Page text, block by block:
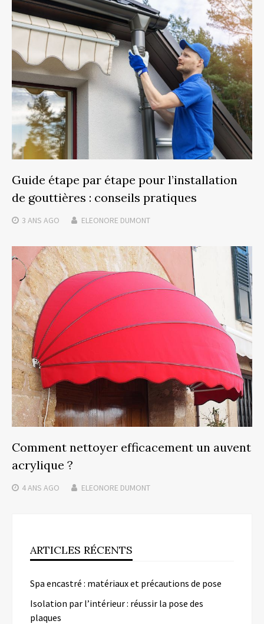
Guide étape par étape pour l’installation
de gouttières : conseils pratiques
3 ANS AGO ELEONORE DUMONT
Comment nettoyer efficacement un auvent
acrylique ?
4 ANS AGO ELEONORE DUMONT
ARTICLES RÉCENTS
Spa encastré : matériaux et précautions de pose
Isolation par l’intérieur : réussir la pose des
plaques